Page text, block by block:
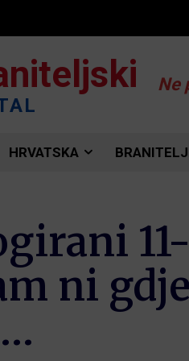
Ne
HRVATSKA
ni